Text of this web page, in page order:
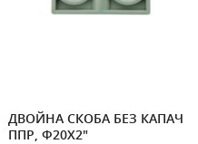
ДВОЙНА СКОБА БЕЗ КАПАЧЕ
ППР, Ф20X2"